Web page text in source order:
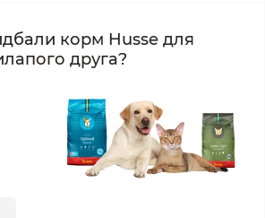
корм Husse для
друга?